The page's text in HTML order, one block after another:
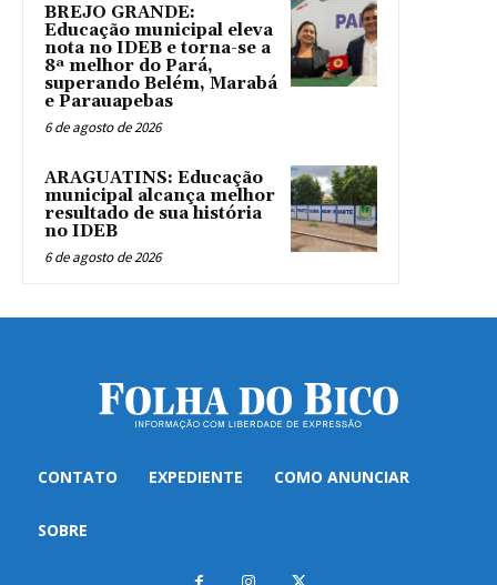
BREJO GRANDE:
Educação municipal eleva
nota no IDEB e torna-se a
8ª melhor do Pará,
superando Belém, Marabá
e Parauapebas
6 de agosto de 2026
ARAGUATINS: Educação
municipal alcança melhor
resultado de sua história
no IDEB
6 de agosto de 2026
CONTATO EXPEDIENTE COMO ANUNCIAR
SOBRE